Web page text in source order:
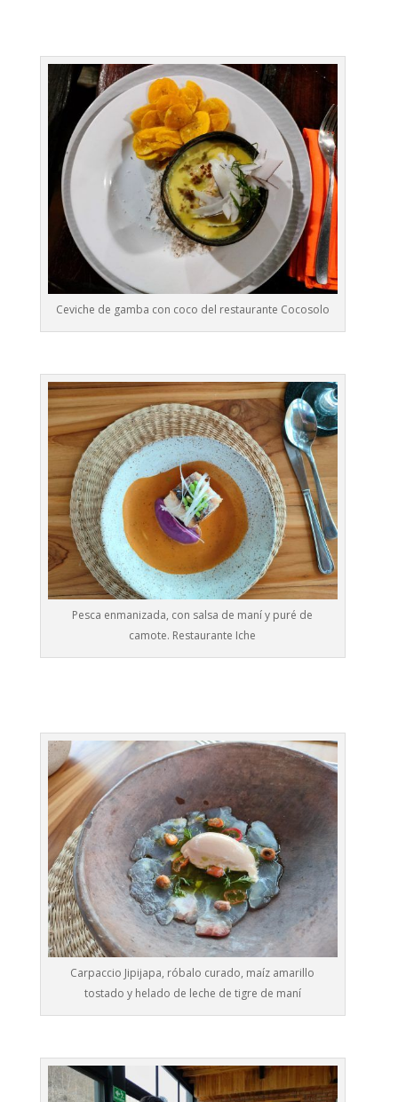
Ceviche de gamba con coco del restaurante Cocosolo
Pesca enmanizada, con salsa de maní y puré de
camote. Restaurante Iche
Carpaccio Jipijapa, róbalo curado, maíz amarillo
tostado y helado de leche de tigre de maní